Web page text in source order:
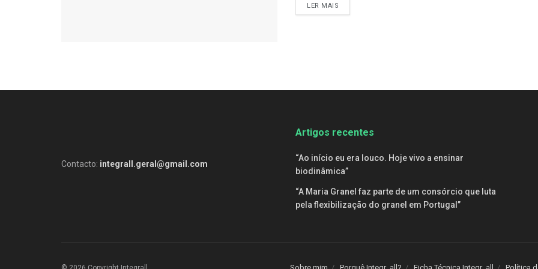
LER MAIS
Contacto: integrall.geral@gmail.com
Artigos recentes
“Ao início eu era louco. Hoje vivo a ensinar
biodinâmica”
“A Maria Granel faz parte de um consórcio que luta
pela flexibilização do granel em Portugal”